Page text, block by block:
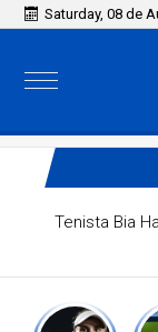
Saturday, 08 de
terá dois